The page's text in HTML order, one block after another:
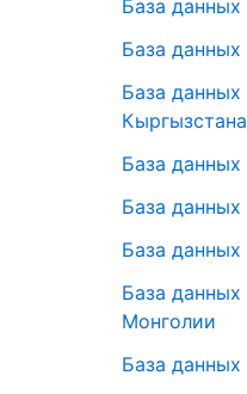
База
База данных
База
Кыргызстана
База
База
База
База
Монголии
База